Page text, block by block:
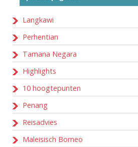
Langkawi
Perhentian
Tamana Negara
Highlights
10 hoogtepunten
Penang
Reisadvies
Maleisisch Borneo